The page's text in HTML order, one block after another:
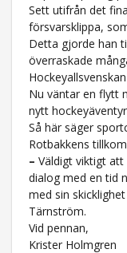
Sett utifrån det
försvarsklippa,
Detta gjorde han
överraskade
Nu väntar en flytt
nytt
Så här säger
Rotbakkens
– Väldigt viktigt
dialog med en tid
med sin
Tärnström.
Vid pennan,
Krister Holmgren